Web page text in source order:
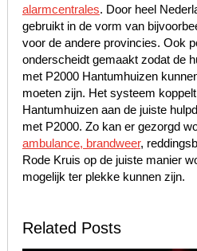
alarmcentrales. Door heel
gebruikt in de vorm van
voor de andere provincies. Ook
onderscheidt gemaakt zodat de
met P2000 Hantumhuizen
moeten zijn. Het systeem
Hantumhuizen aan de juiste
met P2000. Zo kan er gezorgd
ambulance, brandweer,
Rode Kruis op de juiste manier
mogelijk ter plekke kunnen zijn.
Related Posts